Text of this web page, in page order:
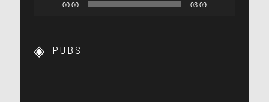
00:00 03:09
PUBS